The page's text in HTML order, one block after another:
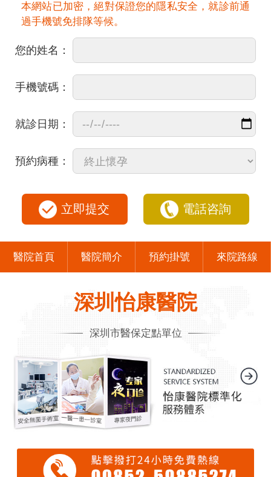
本網站已加密，絕對保證您的隱私安全，就診前通
過手機號免排隊等候。
您的姓名：
手機號碼：
就診日期：
預約病種：
立即提交 電話咨詢
醫院首頁 醫院簡介 預約掛號 來院路線
深圳怡康醫院
深圳市醫保定點單位